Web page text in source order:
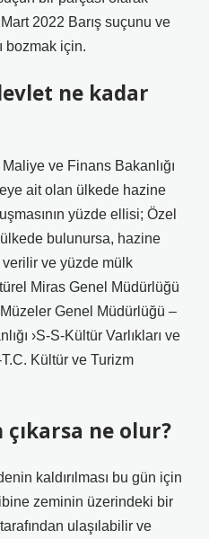
2022 Barış suçunu ve
bozmak için.
ne kadar
ve Finans Bakanlığı
ait olan ülkede hazine
yüzde ellisi; Özel
bulunursa, hazine
ve yüzde mülk
Miras Genel Müdürlüğü
Genel Müdürlüğü –
›S-S-Kültür Varlıkları ve
Kültür ve Turizm
ne olur?
kaldırılması bu gün için
zeminin üzerindeki bir
ulaşılabilir ve